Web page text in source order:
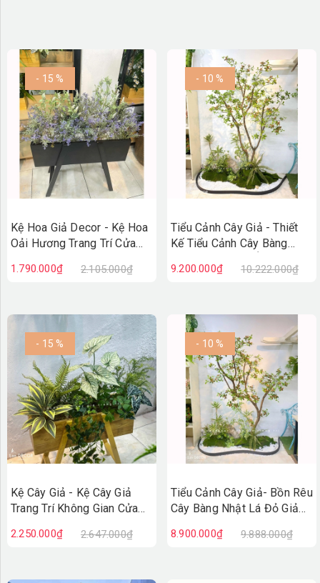
- 15 %
Kệ Hoa Giả Decor - Kệ Hoa
Oải Hương Trang Trí Cửa
(100X50X110cm)- BC279
1.790.000₫ 2.105.000₫
- 10 %
Tiểu Cảnh Cây Giả - Thiết
Kế Tiểu Cảnh Cây Bàng
(90X200X230cm)- RC148
9.200.000₫ 10.222.000₫
- 15 %
Kệ Cây Giả - Kệ Cây Giả
Trang Trí Không Gian Cửa
(100X50X110cm)- BC275
2.250.000₫ 2.647.000₫
- 10 %
Tiểu Cảnh Cây Giả- Bồn Rêu
Cây Bàng Nhật Lá Đỏ Giả
(90X200X220cm)- RC147
8.900.000₫ 9.888.000₫